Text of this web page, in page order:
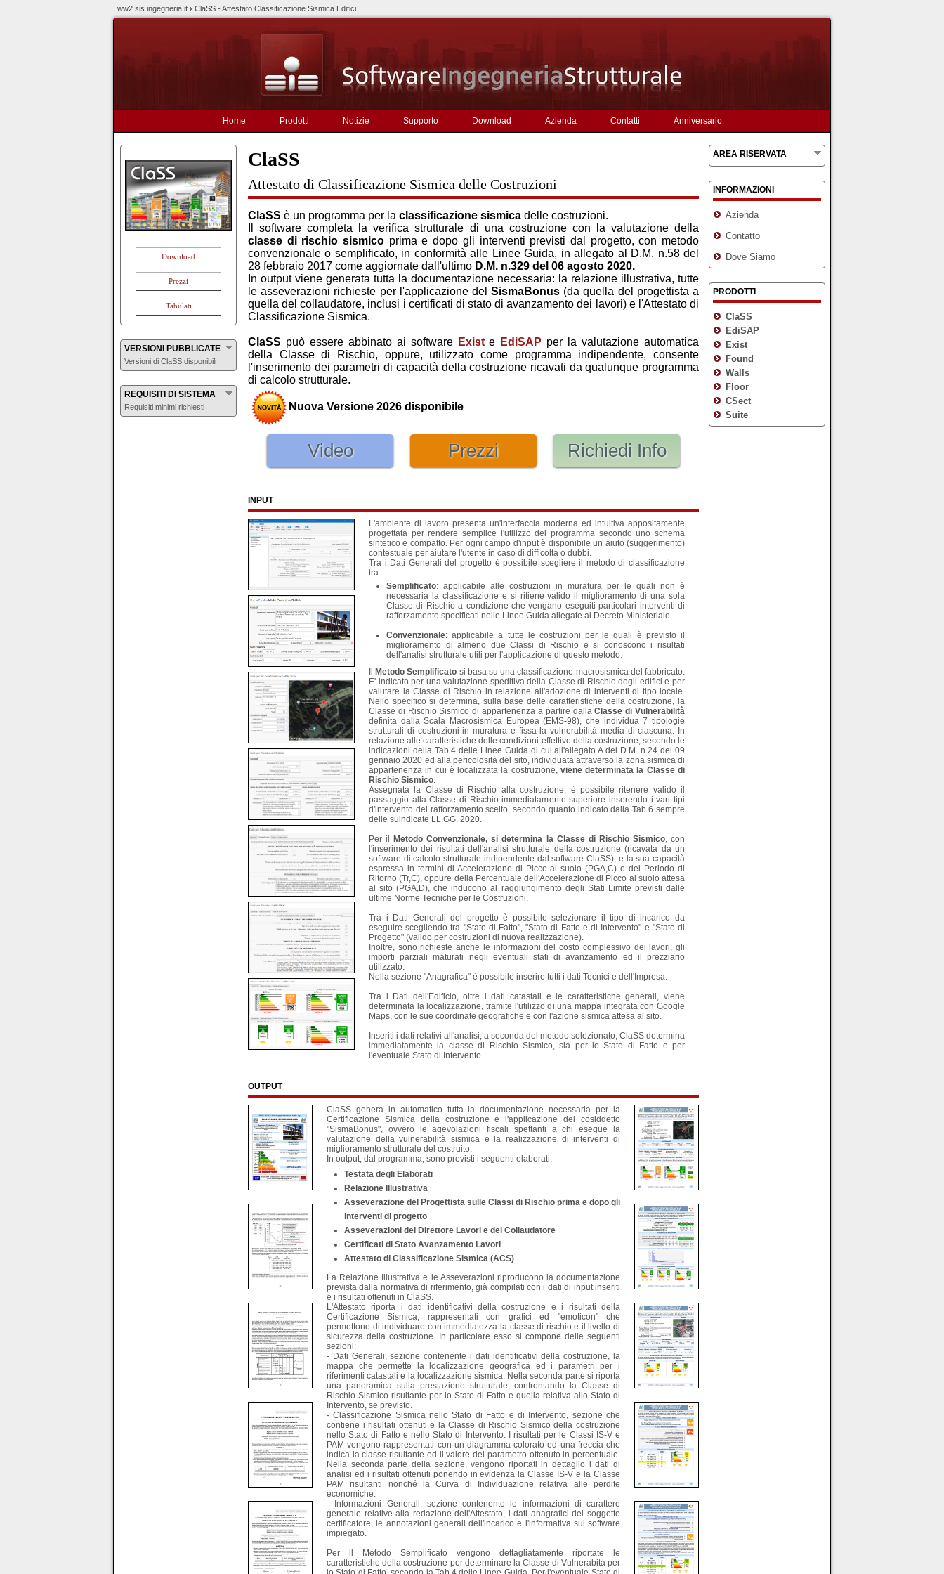
ww2.sis.ingegneria.it ClaSS - Attestato Classificazione Sismica Edifici
Home Prodotti Notizie Supporto Download Azienda Contatti Anniversario
Download
Prezzi
Tabulati
VERSIONI PUBBLICATE
Versioni di ClaSS disponibili
REQUISITI DI SISTEMA
Requisiti minimi richiesti
ClaSS
Attestato di Classificazione Sismica delle Costruzioni
ClaSS è un programma per la classificazione sismica delle costruzioni.
Il software completa la verifica strutturale di una costruzione con la valutazione della
classe di rischio sismico prima e dopo gli interventi previsti dal progetto, con metodo
convenzionale o semplificato, in conformità alle Linee Guida, in allegato al D.M. n.58 del
28 febbraio 2017 come aggiornate dall'ultimo D.M. n.329 del 06 agosto 2020.
In output viene generata tutta la documentazione necessaria: la relazione illustrativa, tutte
le asseverazioni richieste per l'applicazione delSismaBonus (da quella del progettista a
quella del collaudatore, inclusi i certificati di stato di avanzamento dei lavori) e l'Attestato di
Classificazione Sismica.
ClaSS può essere abbinato ai software Existe EdiSAP per la valutazione automatica
della Classe di Rischio, oppure, utilizzato come programma indipendente, consente
l'inserimento dei parametri di capacità della costruzione ricavati da qualunque programma
di calcolo strutturale.
Nuova Versione 2026 disponibile
Video Prezzi Richiedi Info
INPUT
L'ambiente di lavoro presenta un'interfaccia moderna ed intuitiva appositamente
progettata per rendere semplice l'utilizzo del programma secondo uno schema
sintetico e compatto. Per ogni campo d'input è disponibile un aiuto (suggerimento)
contestuale per aiutare l'utente in caso di difficoltà o dubbi.
Tra i Dati Generali del progetto è possibile scegliere il metodo di classificazione
tra:
Semplificato: applicabile alle costruzioni in muratura per le quali non è
necessaria la classificazione e si ritiene valido il miglioramento di una sola
Classe di Rischio a condizione che vengano eseguiti particolari interventi di
rafforzamento specificati nelle Linee Guida allegate al Decreto Ministeriale.
Convenzionale: applicabile a tutte le costruzioni per le quali è previsto il
miglioramento di almeno due Classi di Rischio e si conoscono i risultati
dell'analisi strutturale utili per l'applicazione di questo metodo.
Metodo Semplificato si basa su una classificazione macrosismica del fabbricato.
E' indicato per una valutazione speditiva della Classe di Rischio degli edifici e per
valutare la Classe di Rischio in relazione all'adozione di interventi di tipo locale.
Nello specifico si determina, sulla base delle caratteristiche della costruzione, la
Classe di Rischio Sismico di appartenenza a partire dallaClasse di Vulnerabilità
definita dalla Scala Macrosismica Europea (EMS-98), che individua 7 tipologie
strutturali di costruzioni in muratura e fissa la vulnerabilità media di ciascuna. In
relazione alle caratteristiche delle condizioni effettive della costruzione, secondo le
indicazioni della Tab.4 delle Linee Guida di cui all'allegato A del D.M. n.24 del 09
gennaio 2020 ed alla pericolosità del sito, individuata attraverso la zona sismica di
appartenenza in cui è localizzata la costruzione, viene determinata la Classe di
Rischio Sismico.
Assegnata la Classe di Rischio alla costruzione, è possibile ritenere valido il
passaggio alla Classe di Rischio immediatamente superiore inserendo i vari tipi
d'intervento del rafforzamento scelto, secondo quanto indicato dalla Tab.6 sempre
delle suindicate LL.GG. 2020.
Per il
Metodo Convenzionale, si determina la Classe di Rischio Sismico, con
l'inserimento dei risultati dell'analisi strutturale della costruzione (ricavata da un
software di calcolo strutturale indipendente dal software ClaSS), e la sua capacità
espressa in termini di Accelerazione di Picco al suolo (PGA,C) o del Periodo di
Ritorno (Tr,C), oppure della Percentuale dell'Accelerazione di Picco al suolo attesa
al sito (PGA,D), che inducono al raggiungimento degli Stati Limite previsti dalle
ultime Norme Tecniche per le Costruzioni.
Tra i Dati Generali del progetto è possibile selezionare il tipo di incarico da
eseguire scegliendo tra "Stato di Fatto", "Stato di Fatto e di Intervento" e "Stato di
Progetto" (valido per costruzioni di nuova realizzazione).
Inoltre, sono richieste anche le informazioni del costo complessivo dei lavori, gli
importi parziali maturati negli eventuali stati di avanzamento ed il prezziario
utilizzato.
Nella sezione "Anagrafica" è possibile inserire tutti i dati Tecnici e dell'Impresa.
Tra i Dati dell'Edificio, oltre i dati catastali e le caratteristiche generali, viene
determinata la localizzazione, tramite l'utilizzo di una mappa integrata con Google
Maps, con le sue coordinate geografiche e con l'azione sismica attesa al sito.
Inseriti i dati relativi all'analisi, a seconda del metodo selezionato, ClaSS determina
immediatamente la classe di Rischio Sismico, sia per lo Stato di Fatto e per
l'eventuale Stato di Intervento.
OUTPUT
ClaSS genera in automatico tutta la documentazione necessaria per la
Certificazione Sismica della costruzione e l'applicazione del cosiddetto
"SismaBonus", ovvero le agevolazioni fiscali spettanti a chi esegue la
valutazione della vulnerabilità sismica e la realizzazione di interventi di
miglioramento strutturale del costruito.
In output, dal programma, sono previsti i seguenti elaborati:
Testata degli Elaborati
Relazione Illustrativa
Asseverazione del Progettista sulle Classi di Rischio prima e dopo gli
interventi di progetto
Asseverazioni del Direttore Lavori e del Collaudatore
Certificati di Stato Avanzamento Lavori
Attestato di Classificazione Sismica (ACS)
La Relazione Illustrativa e le Asseverazioni riproducono la documentazione
prevista dalla normativa di riferimento, già compilati con i dati di input inseriti
e i risultati ottenuti in ClaSS.
L'Attestato riporta i dati identificativi della costruzione e i risultati della
Certificazione Sismica, rappresentati con grafici ed "emoticon" che
permettono di individuare con immediatezza la classe di rischio e il livello di
sicurezza della costruzione. In particolare esso si compone delle seguenti
sezioni:
- Dati Generali, sezione contenente i dati identificativi della costruzione, la
mappa che permette la localizzazione geografica ed i parametri per i
riferimenti catastali e la localizzazione sismica. Nella seconda parte si riporta
una panoramica sulla prestazione strutturale, confrontando la Classe di
Rischio Sismico risultante per lo Stato di Fatto e quella relativa allo Stato di
Intervento, se previsto.
- Classificazione Sismica nello Stato di Fatto e di Intervento, sezione che
contiene i risultati ottenuti e la Classe di Rischio Sismico della costruzione
nello Stato di Fatto e nello Stato di Intervento. I risultati per le Classi IS-V e
PAM vengono rappresentati con un diagramma colorato ed una freccia che
indica la classe risultante ed il valore del parametro ottenuto in percentuale.
Nella seconda parte della sezione, vengono riportati in dettaglio i dati di
analisi ed i risultati ottenuti ponendo in evidenza la Classe IS-V e la Classe
PAM risultanti nonché la Curva di Individuazione relativa alle perdite
economiche.
- Informazioni Generali, sezione contenente le informazioni di carattere
generale relative alla redazione dell'Attestato, i dati anagrafici del soggetto
certificatore, le annotazioni generali dell'incarico e l'informativa sul software
impiegato.
Per il Metodo Semplificato vengono dettagliatamente riportate le
caratteristiche della costruzione per determinare la Classe di Vulnerabità per
AREA RISERVATA
INFORMAZIONI
Azienda
Contatto
Dove Siamo
PRODOTTI
ClaSS
EdiSAP
Exist
Found
Walls
Floor
CSect
Suite